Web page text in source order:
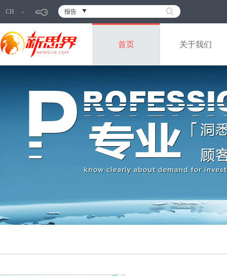
CH 报告
首页 关于我们